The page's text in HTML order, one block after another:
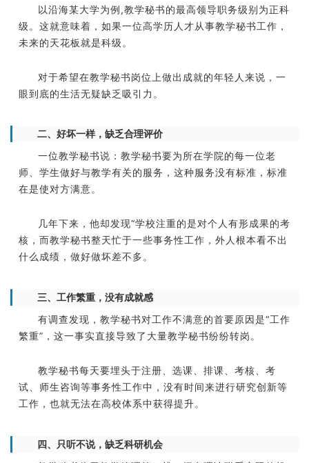
以沿海某大学为例,教学秘书的最高领导职务级别为正科
级。这就意味着，如果一位高学历人才从事教学秘书工作，
未来的天花板就是科级。
对于希望在教学秘书岗位上做出成就的年轻人来说，一
眼到底的生活无疑缺乏吸引力。
二、好坏一样，缺乏合理评价
一位教学秘书说：教学秘书要为所在学院的每一位老
师、学生做好与教学有关的服务，这种服务没有标准，标准
在是使对方满意。
几年下来，他却发现“学校注重的是对个人有形成果的考
核，而教学秘书整天忙于一些事务性工作，外人根本看不出
什么成绩，做好做坏差不多。
三、工作繁重，没有成就感
有调查发现，教学秘书对工作不满意的首要原因是“工作
繁重”，这一事实直接导致了大量教学秘书纷纷转岗。
教学秘书每天要埋头于注册、选课、排课、考核、考
试、师生咨询等事务性工作中，没有时间来进行研究创新等
工作，也就无法在高校体系中获得提升。
四、只听不说，缺乏科研机会